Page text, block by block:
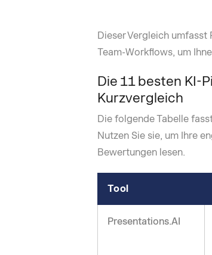
Dieser Vergleich umfasst
Team-Workflows, um
Die 11 besten KI-
Kurzvergleich
Die folgende Tabelle
Nutzen Sie sie, um Ihre
Bewertungen lesen.
Tool
Presentations.AI